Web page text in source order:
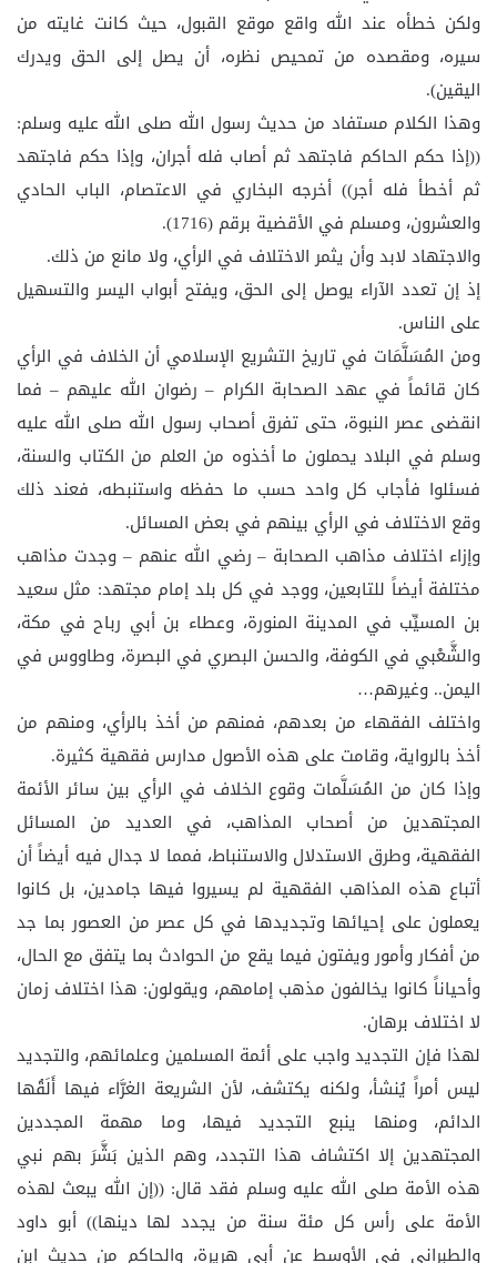
ولكن خطأه عند الله واقع موقع القبول، حيث كانت غايته من
سيره، ومقصده من تمحيص نظره، أن يصل إلى الحق ويدرك
اليقين).
وهذا الكلام مستفاد من حديث رسول الله صلى الله عليه وسلم:
((إذا حكم الحاكم فاجتهد ثم أصاب فله أجران، وإذا حكم فاجتهد
ثم أخطأ فله أجر)) أخرجه البخاري في الاعتصام، الباب الحادي
والعشرون، ومسلم في الأقضية برقم (1716).
والاجتهاد لابد وأن يثمر الاختلاف في الرأي، ولا مانع من ذلك.
إذ إن تعدد الآراء يوصل إلى الحق، ويفتح أبواب اليسر والتسهيل
على الناس.
ومن المُسَلَّمَات في تاريخ التشريع الإسلامي أن الخلاف في الرأي
كان قائماً في عهد الصحابة الكرام – رضوان الله عليهم – فما
انقضى عصر النبوة، حتى تفرق أصحاب رسول الله صلى الله عليه
وسلم في البلاد يحملون ما أخذوه من العلم من الكتاب والسنة،
فسئلوا فأجاب كل واحد حسب ما حفظه واستنبطه، فعند ذلك
وقع الاختلاف في الرأي بينهم في بعض المسائل.
وإزاء اختلاف مذاهب الصحابة – رضي الله عنهم – وجدت مذاهب
مختلفة أيضاً للتابعين، ووجد في كل بلد إمام مجتهد: مثل سعيد
بن المسيِّب في المدينة المنورة، وعطاء بن أبي رباح في مكة،
والشَّعْبي في الكوفة، والحسن البصري في البصرة، وطاووس في
اليمن.. وغيرهم…
واختلف الفقهاء من بعدهم، فمنهم من أخذ بالرأي، ومنهم من
أخذ بالرواية، وقامت على هذه الأصول مدارس فقهية كثيرة.
وإذا كان من المُسَلَّمات وقوع الخلاف في الرأي بين سائر الأئمة
المجتهدين من أصحاب المذاهب، في العديد من المسائل
الفقهية، وطرق الاستدلال والاستنباط، فمما لا جدال فيه أيضاً أن
أتباع هذه المذاهب الفقهية لم يسيروا فيها جامدين، بل كانوا
يعملون على إحيائها وتجديدها في كل عصر من العصور بما جد
من أفكار وأمور ويفتون فيما يقع من الحوادث بما يتفق مع الحال،
وأحياناً كانوا يخالفون مذهب إمامهم، ويقولون: هذا اختلاف زمان
لا اختلاف برهان.
لهذا فإن التجديد واجب على أئمة المسلمين وعلمائهم، والتجديد
ليس أمراً يُنشأ، ولكنه يكتشف، لأن الشريعة الغرَّاء فيها أَلَقُها
الدائم، ومنها ينبع التجديد فيها، وما مهمة المجددين
المجتهدين إلا اكتشاف هذا التجدد، وهم الذين بَشَّرَ بهم نبي
هذه الأمة صلى الله عليه وسلم فقد قال: ((إن الله يبعث لهذه
الأمة على رأس كل مئة سنة من يجدد لها دينها)) أبو داود
والطبراني في الأوسط عن أبي هريرة، والحاكم من حديث ابن